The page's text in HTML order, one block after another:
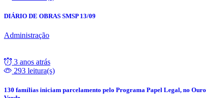
DIÁRIO DE OBRAS SMSP 13/09
Administração
3 anos atrás
293 leitura(s)
130 famílias iniciam parcelamento pelo Programa Papel Legal, no Ouro